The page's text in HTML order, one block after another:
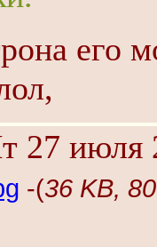
его
27 июля
-(36 KB,